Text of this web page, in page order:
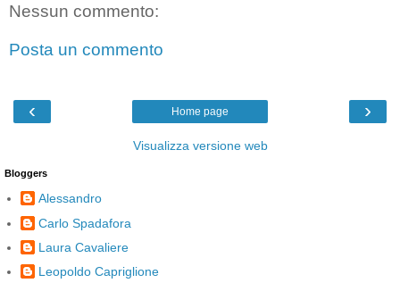
Nessun commento:
Posta un commento
‹ ›
Home page
Visualizza versione web
Bloggers
Alessandro
Carlo Spadafora
Laura Cavaliere
Leopoldo Capriglione